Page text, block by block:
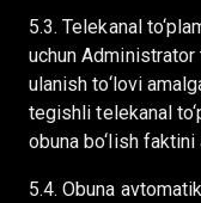
5.3. Telekanal
uchun
ulanish to‘lovi
tegishli telekanal
obuna bo‘lish
5.4. Obuna